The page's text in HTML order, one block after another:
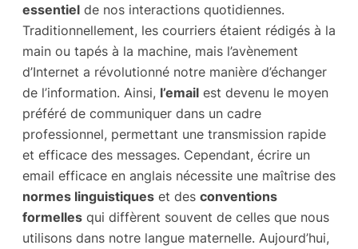
essentiel de nos interactions quotidiennes.
Traditionnellement, les courriers étaient rédigés à la
main ou tapés à la machine, mais l’avènement
d’Internet a révolutionné notre manière d’échanger
de l’information. Ainsi, l’email est devenu le moyen
préféré de communiquer dans un cadre
professionnel, permettant une transmission rapide
et efficace des messages. Cependant, écrire un
email efficace en anglais nécessite une maîtrise des
normes linguistiques et des conventions
formelles qui diffèrent souvent de celles que nous
utilisons dans notre langue maternelle. Aujourd’hui,